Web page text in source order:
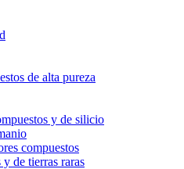
de alta pureza
y de silicio
compuestos
de tierras raras